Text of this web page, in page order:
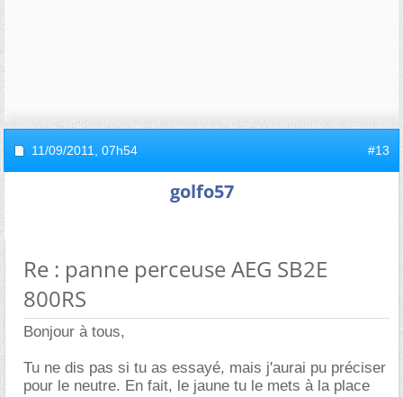
11/09/2011, 07h54 #13
golfo57
Re : panne perceuse AEG SB2E
800RS
Bonjour à tous,
Tu ne dis pas si tu as essayé, mais j'aurai pu préciser
pour le neutre. En fait, le jaune tu le mets à la place